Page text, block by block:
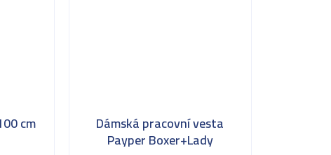
cm Dámská pracovní vesta
Payper Boxer+Lady